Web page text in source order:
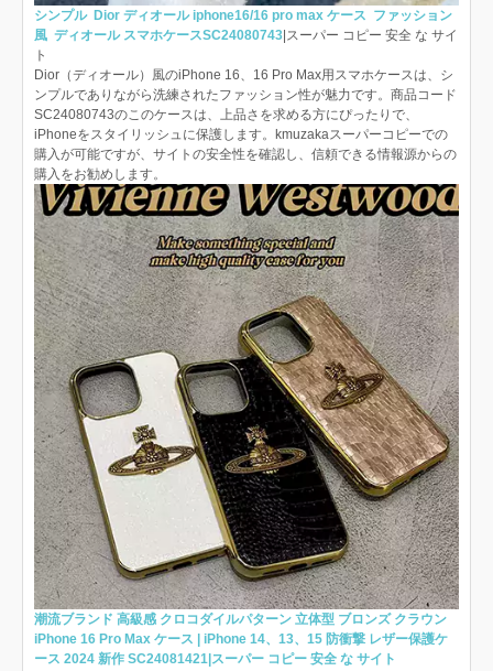
シンプル Dior ディオール iphone16/16 pro max ケース ファッション
風 ディオール スマホケースSC24080743 |スーパー コピー 安全 な サイ
ト
Dior（ディオール）風のiPhone 16、16 Pro Max用スマホケースは、シ
ンプルでありながら洗練されたファッション性が魅力です。商品コード
SC24080743のこのケースは、上品さを求める方にぴったりで、
iPhoneをスタイリッシュに保護します。kmuzakaスーパーコピーでの
購入が可能ですが、サイトの安全性を確認し、信頼できる情報源からの
購入をお勧めします。
潮流ブランド 高級感 クロコダイルパターン 立体型 ブロンズ クラウン
iPhone 16 Pro Max ケース | iPhone 14、13、15 防衝撃 レザー保護ケ
ース 2024 新作 SC24081421|スーパー コピー 安全 な サイト